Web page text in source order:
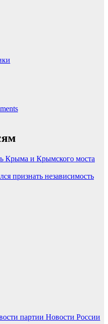
Крыма и Крымского моста
признать независимость
партии Новости России